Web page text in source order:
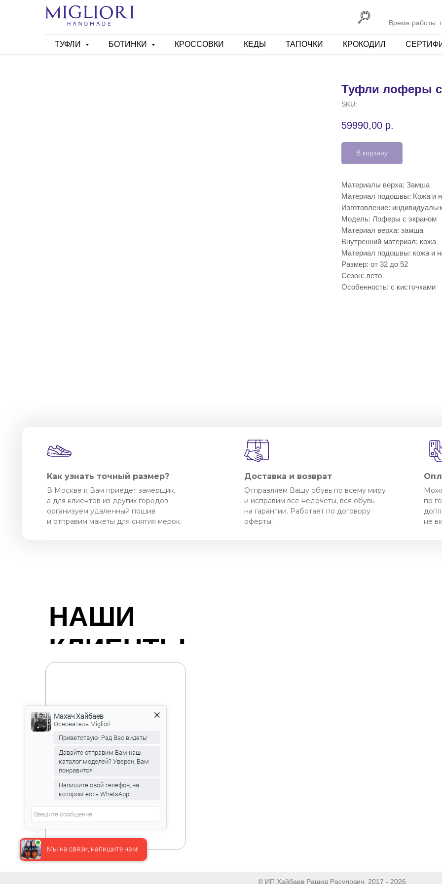
Время работы:
ТУФЛИ БОТИНКИ КРОССОВКИ КЕДЫ ТАПОЧКИ КРОКОДИЛ
Туфли лоферы с
SKU:
59990,00 р.
В корзину
Материалы верха: Замша
Материал подошвы: Кожа и
Изготовление:
Модель: Лоферы с экраном
Материал верха: замша
Внутренний материал: кожа
Материал подошвы: кожа и
Размер: от 32 до 52
Сезон: лето
Особенность: с кисточками
Доставка и возврат
В Москве к Вам приедет замерщик,
а для клиентов из других городов
организуем удаленный пошив
и отправим макеты для снятия мерок.
Как узнать точный размер?
Отправляем Вашу обувь по всему миру
и исправим все недочёты, вся обувь
на гарантии. Работает по договору
оферты.
по
не
НАШИ
КЛИЕНТЫ
© ИП Хайбаев Рашид Расулович, 2017 - 2026
Мы на связи, напишите нам!
Махач Хайбаев
Основатель Migliori
Приветствую! Рад Вас видеть!
Давайте отправим Вам наш
каталог моделей? Уверен, Вам
понравится
Напишите свой телефон, на
котором есть WhatsApp